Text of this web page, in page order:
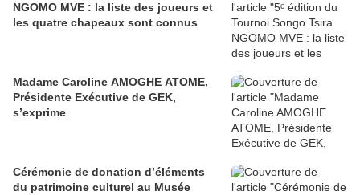
NGOMO MVE : la liste des joueurs et
les quatre chapeaux sont connus
Madame Caroline AMOGHE ATOME,
Présidente Exécutive de GEK,
s’exprime
Cérémonie de donation d’éléments
du patrimoine culturel au Musée